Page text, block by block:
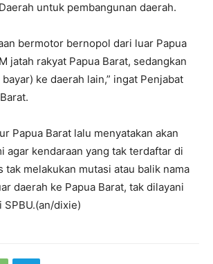
untuk pembangunan daerah.
bermotor bernopol dari luar Papua
jatah rakyat Papua Barat, sedangkan
ke daerah lain,” ingat Penjabat
Papua Barat lalu menyatakan akan
agar kendaraan yang tak terdaftar di
tak melakukan mutasi atau balik nama
daerah ke Papua Barat, tak dilayani
SPBU.(an/dixie)